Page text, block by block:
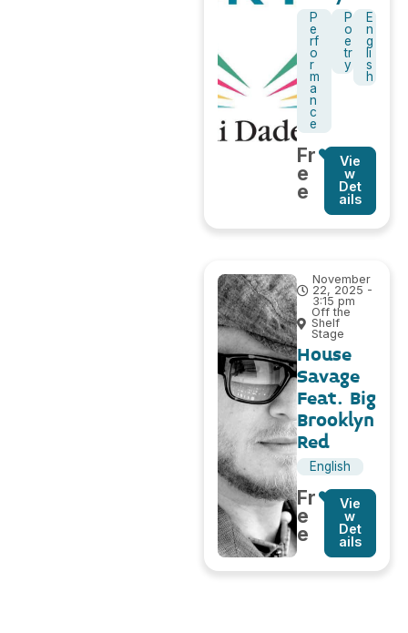
P
e
rf
o
r
m
a
n
c
e
P
o
e
tr
y
E
n
g
li
s
h
Fr
e
e
Vie
w
Det
ails
November
22, 2025 -
3:15 pm
Off the
Shelf
Stage
House
Savage
Feat. Big
Brooklyn
Red
English
Fr
e
e
Vie
w
Det
ails